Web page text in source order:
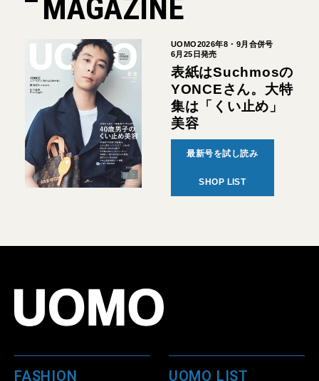
MAGAZINE
UOMO2026年8・9月合併号
6月25日発売
表紙はSuchmosの
YONCEさん。大特
集は「くい止め」
美容
最新号を試し読み
SHOP LIST
FASHION UOMO LIST